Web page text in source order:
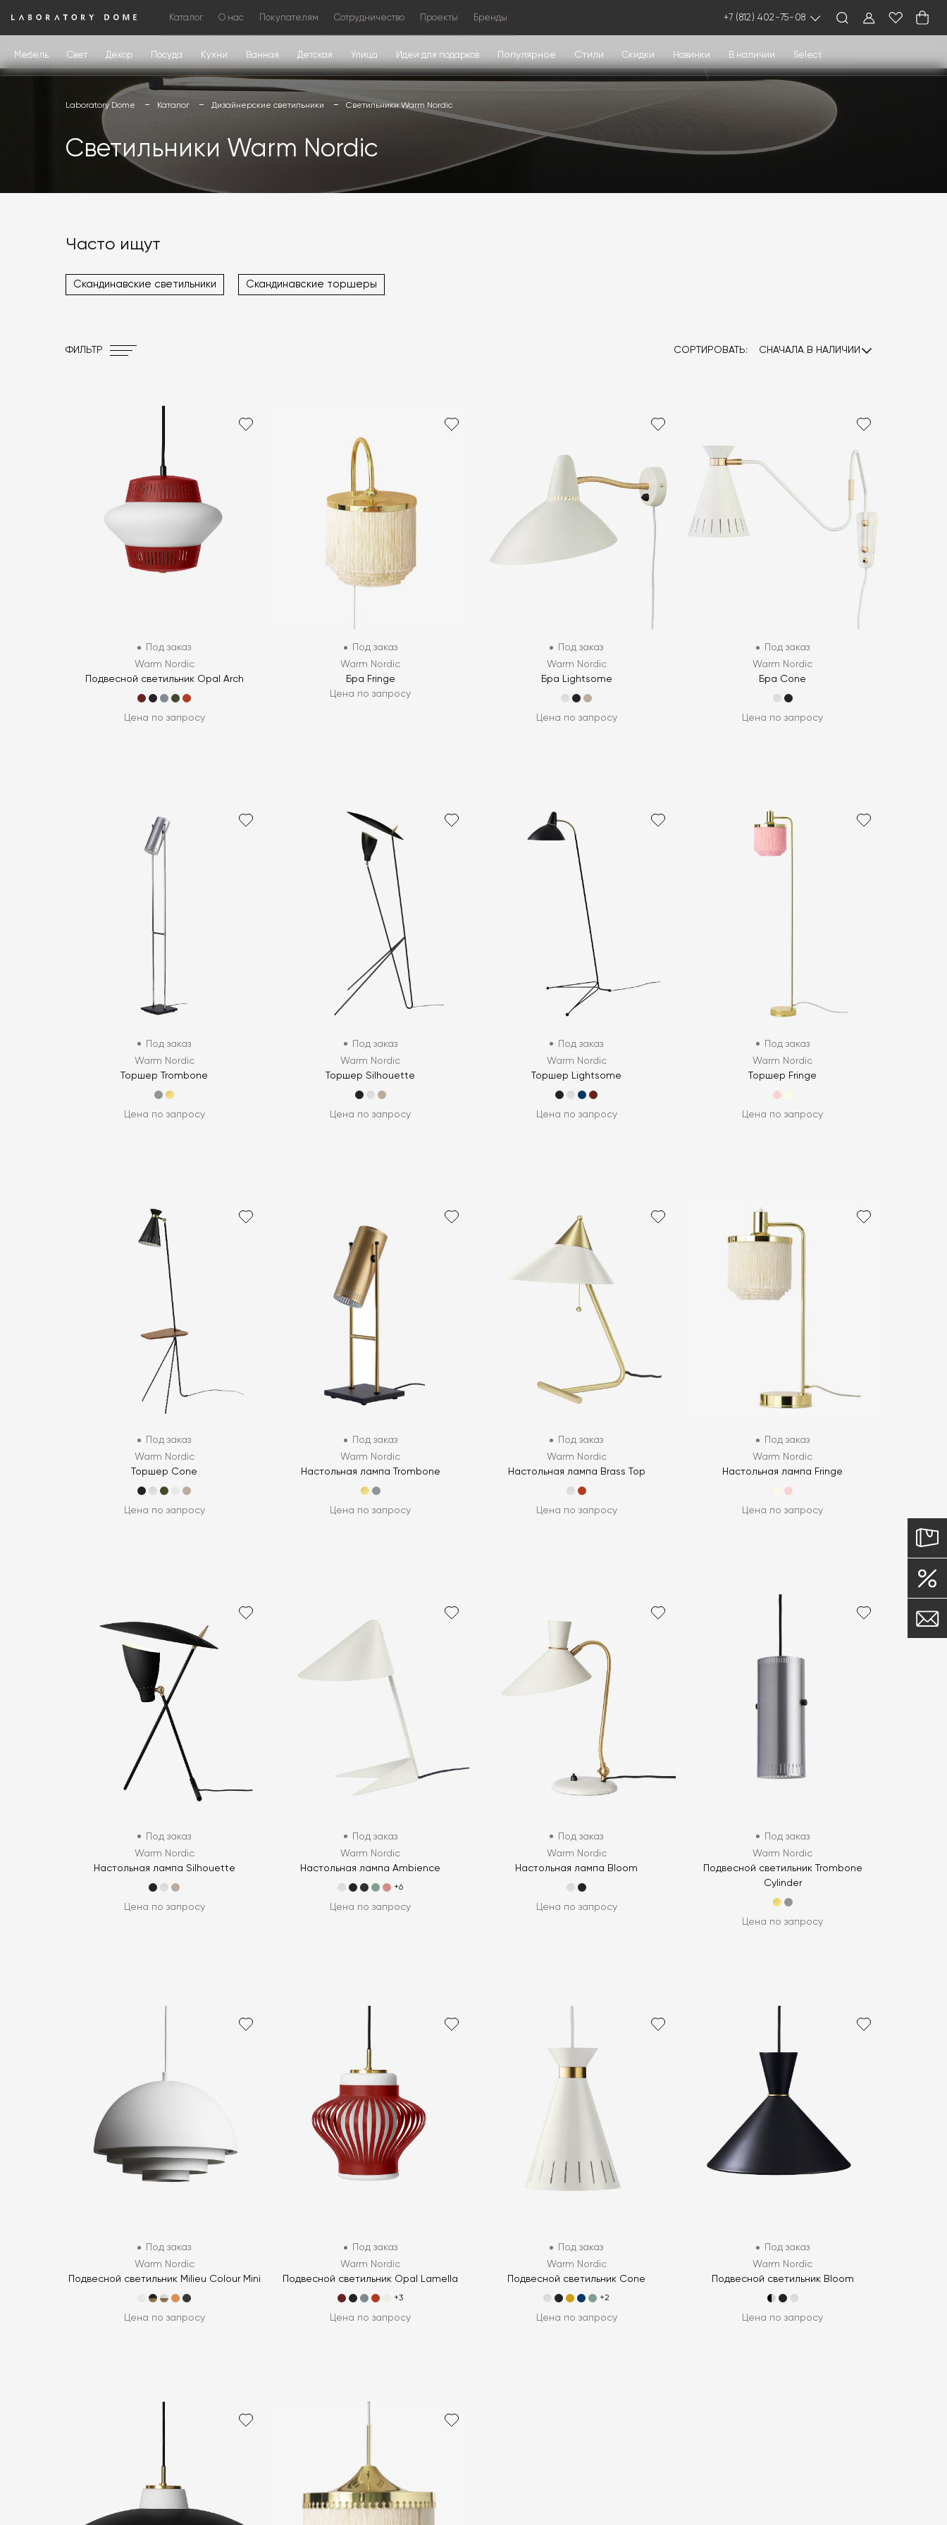
Каталог О нас Покупателям Сотрудничество Проекты Бренды +7 (812) 402-75-08
Мебель Свет Декор Посуда Кухни Ванная Детская Улица Идеи для подарков Популярное Стили Скидки Новинки В наличии Select
Laboratory Dome Каталог Дизайнерские светильники Светильники Warm Nordic
Светильники Warm Nordic
Часто ищут
Скандинавские светильники Скандинавские торшеры
ФИЛЬТР СОРТИРОВАТЬ: СНАЧАЛА В НАЛИЧИИ
Под заказ
Warm Nordic
Подвесной светильник Opal Arch
Цена по запросу
Под заказ
Warm Nordic
Бра Fringe
Цена по запросу
Под заказ
Warm Nordic
Бра Lightsome
Цена по запросу
Под заказ
Warm Nordic
Бра Cone
Цена по запросу
Под заказ
Warm Nordic
Торшер Trombone
Цена по запросу
Под заказ
Warm Nordic
Торшер Silhouette
Цена по запросу
Под заказ
Warm Nordic
Торшер Lightsome
Цена по запросу
Под заказ
Warm Nordic
Торшер Fringe
Цена по запросу
Под заказ
Warm Nordic
Торшер Cone
Цена по запросу
Под заказ
Warm Nordic
Настольная лампа Trombone
Цена по запросу
Под заказ
Warm Nordic
Настольная лампа Brass Top
Цена по запросу
Под заказ
Warm Nordic
Настольная лампа Fringe
Цена по запросу
Под заказ
Warm Nordic
Настольная лампа Silhouette
Цена по запросу
Под заказ
Warm Nordic
Настольная лампа Ambience
+6
Цена по запросу
Под заказ
Warm Nordic
Настольная лампа Bloom
Цена по запросу
Под заказ
Warm Nordic
Подвесной светильник Trombone
Cylinder
Цена по запросу
Под заказ
Warm Nordic
Подвесной светильник Milieu Colour Mini
Цена по запросу
Под заказ
Warm Nordic
Подвесной светильник Opal Lamella
+3
Цена по запросу
Под заказ
Warm Nordic
Подвесной светильник Cone
+2
Цена по запросу
Под заказ
Warm Nordic
Подвесной светильник Bloom
Цена по запросу